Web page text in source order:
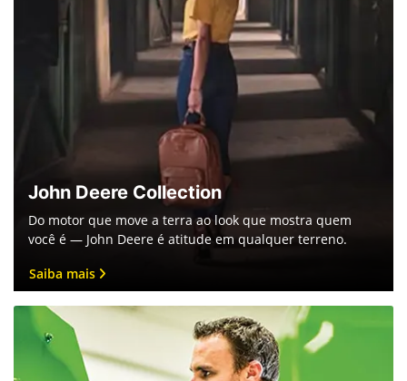
John Deere Collection
Do motor que move a terra ao look que mostra quem
você é — John Deere é atitude em qualquer terreno.
Saiba mais